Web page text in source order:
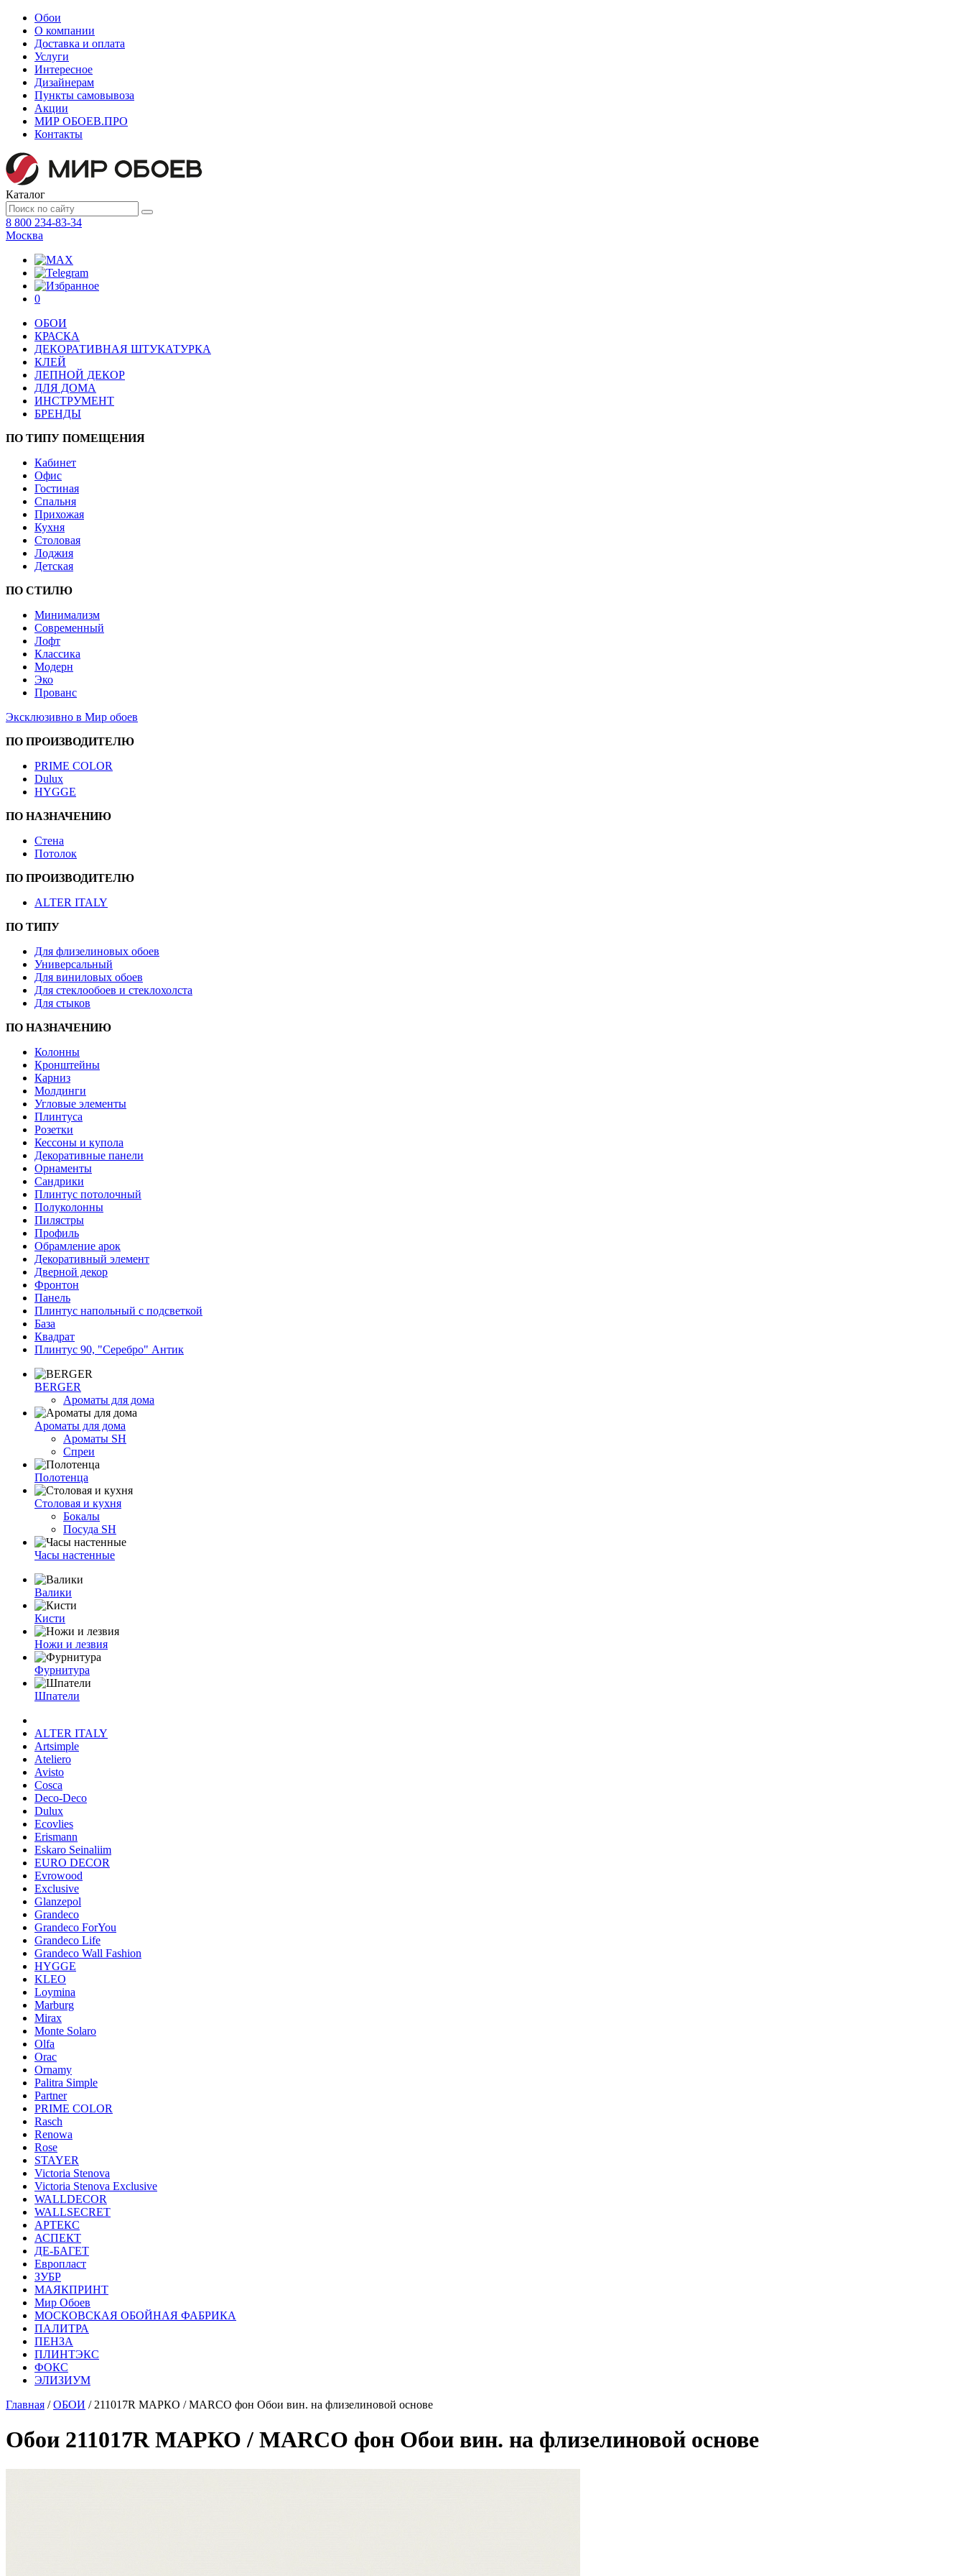
Обои
О компании
Доставка и оплата
Услуги
Интересное
Дизайнерам
Пункты самовывоза
Акции
МИР ОБОЕВ.ПРО
Контакты
Каталог
8 800 234-83-34
Москва
0
ОБОИ
КРАСКА
ДЕКОРАТИВНАЯ ШТУКАТУРКА
КЛЕЙ
ЛЕПНОЙ ДЕКОР
ДЛЯ ДОМА
ИНСТРУМЕНТ
БРЕНДЫ
ПО ТИПУ ПОМЕЩЕНИЯ
Кабинет
Офис
Гостиная
Спальня
Прихожая
Кухня
Столовая
Лоджия
Детская
ПО СТИЛЮ
Минимализм
Современный
Лофт
Классика
Модерн
Эко
Прованс
Эксклюзивно в Мир обоев
ПО ПРОИЗВОДИТЕЛЮ
PRIME COLOR
Dulux
HYGGE
ПО НАЗНАЧЕНИЮ
Стена
Потолок
ПО ПРОИЗВОДИТЕЛЮ
ALTER ITALY
ПО ТИПУ
Для флизелиновых обоев
Универсальный
Для виниловых обоев
Для стеклообоев и стеклохолста
Для стыков
ПО НАЗНАЧЕНИЮ
Колонны
Кронштейны
Карниз
Молдинги
Угловые элементы
Плинтуса
Розетки
Кессоны и купола
Декоративные панели
Орнаменты
Сандрики
Плинтус потолочный
Полуколонны
Пилястры
Профиль
Обрамление арок
Декоративный элемент
Дверной декор
Фронтон
Панель
Плинтус напольный с подсветкой
База
Квадрат
Плинтус 90, "Серебро" Антик
BERGER
Ароматы для дома
Ароматы для дома
Ароматы SH
Спреи
Полотенца
Столовая и кухня
Бокалы
Посуда SH
Часы настенные
Валики
Кисти
Ножи и лезвия
Фурнитура
Шпатели
ALTER ITALY
Artsimple
Ateliero
Avisto
Cosca
Deco-Deco
Dulux
Ecovlies
Erismann
Eskaro Seinaliim
EURO DECOR
Evrowood
Exclusive
Glanzepol
Grandeco
Grandeco ForYou
Grandeco Life
Grandeco Wall Fashion
HYGGE
KLEO
Loymina
Marburg
Mirax
Monte Solaro
Olfa
Orac
Ornamy
Palitra Simple
Partner
PRIME COLOR
Rasch
Renowa
Rose
STAYER
Victoria Stenova
Victoria Stenova Exclusive
WALLDECOR
WALLSECRET
АРТЕКС
АСПЕКТ
ДЕ-БАГЕТ
Европласт
ЗУБР
МАЯКПРИНТ
Мир Обоев
МОСКОВСКАЯ ОБОЙНАЯ ФАБРИКА
ПАЛИТРА
ПЕНЗА
ПЛИНТЭКС
ФОКС
ЭЛИЗИУМ
Главная /ОБОИ / 211017R МАРКО / MARCO фон Обои вин. на флизелиновой основе
Обои 211017R МАРКО / MARCO фон Обои вин. на флизелиновой основе